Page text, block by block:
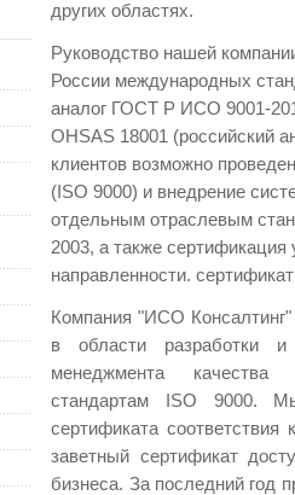
других областях.
Руководство нашей
России международных
аналог ГОСТ Р ИСО 9001-
OHSAS 18001 (российский
клиентов возможно
(ISO 9000) и внедрение
отдельным отраслевым
2003, а также сертификация
направленности.
Компания "ИСО Консалтинг"
в области разработки
менеджмента качества
стандартам ISO 9000.
сертификата
заветный сертификат
бизнеса. За последний год